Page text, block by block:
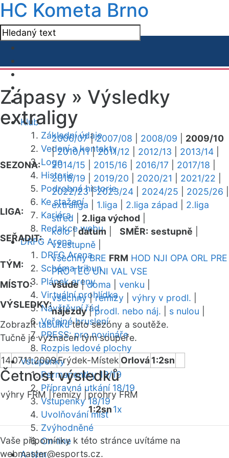
HC Kometa Brno
Klub
Základní údaje
Vedení a kontakty
Logo
Historie
Podrobná historie
Ke stažení
Kariéra
Redakce webu
DRFG Arena
DRFG Arena
Schéma tribun
Plánek areny
Virtuální prohlídka
Návštěvní řád
Veřejné bruslení
PRESS: pro novináře
Rozpis ledové plochy
Vstupenky
Permanentky 18/19
Přípravná utkání 18/19
Vstupenky 18/19
Uvolňování míst
Zvýhodněné
On-line
A-tým
Zápasy » Výsledky
extraligy
SEZONA:
2006/07|2007/08 2008/09
2009/10
|2010/11|2011/12 2012/13 2013/14
2014/15
2015/16 2016/17 2017/18
2018/19
2019/20 2020/21 2021/22
2022/23|2023/24 2024/25 2025/26
LIGA:
extraliga 1.liga 2.liga západ
2.liga
střed
2.liga východ
SEŘADIT:
kolo|datum SMĚR: sestupně
vzestupně
TÝM:
všechny BRE FRM HOD NJI OPA ORL PRE
PRO TEC UNI VAL VSE
MÍSTO:
všude|doma venku
VÝSLEDKY:
všechny|remízy výhry v prodl.
nájezdy|prodl. nebo náj. s nulou
Zobrazittabulkutéto sezóny a soutěže.
Tučně je vyznačen tým soupeře.
1407.11.2009Frýdek-Místek Orlová1:2sn
Četnost výsledků
výhry FRM |remízy |prohry FRM
1:2sn1x
Vaše připomínky k této stránce uvítáme na
webmaster@esports.cz.